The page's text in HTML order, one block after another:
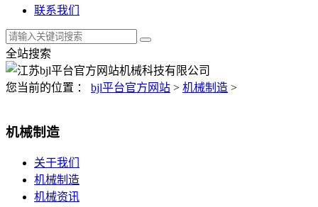
联系我们
全站搜索
您当前的位置 ： bjl平台官方网站 > 机械制造 >
机械制造
关于我们
机械制造
机械资讯